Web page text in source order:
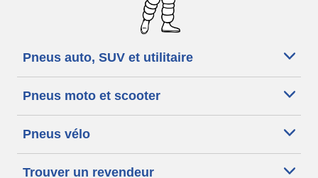
Pneus auto, SUV et utilitaire
Pneus moto et scooter
Pneus vélo
Trouver un revendeur